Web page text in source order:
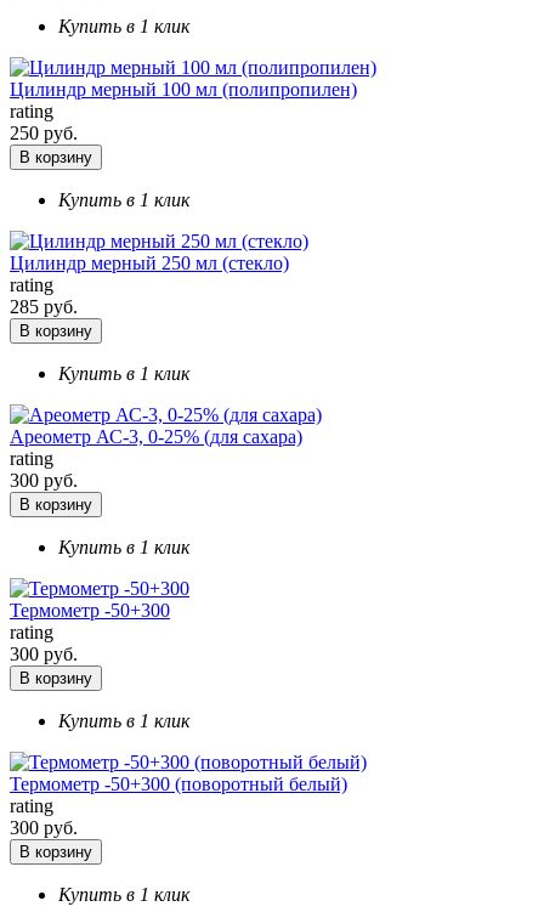
Купить в 1 клик
Цилиндр мерный 100 мл (полипропилен)
rating
250 руб.
В корзину
Купить в 1 клик
Цилиндр мерный 250 мл (стекло)
rating
285 руб.
В корзину
Купить в 1 клик
Ареометр АС-3, 0-25% (для сахара)
rating
300 руб.
В корзину
Купить в 1 клик
Термометр -50+300
rating
300 руб.
В корзину
Купить в 1 клик
Термометр -50+300 (поворотный белый)
rating
300 руб.
В корзину
Купить в 1 клик